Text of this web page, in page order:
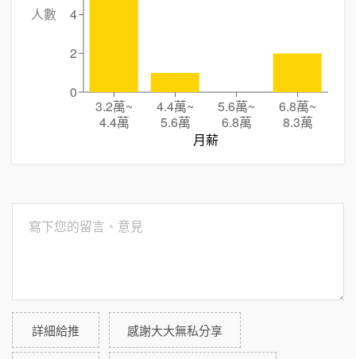
3.2萬~
4.4萬
4.4萬~
5.6萬
5.6萬~
6.8萬
6.8萬~
8.3萬
月薪
0
2
4
人數
詳細給推 感謝大大無私分享